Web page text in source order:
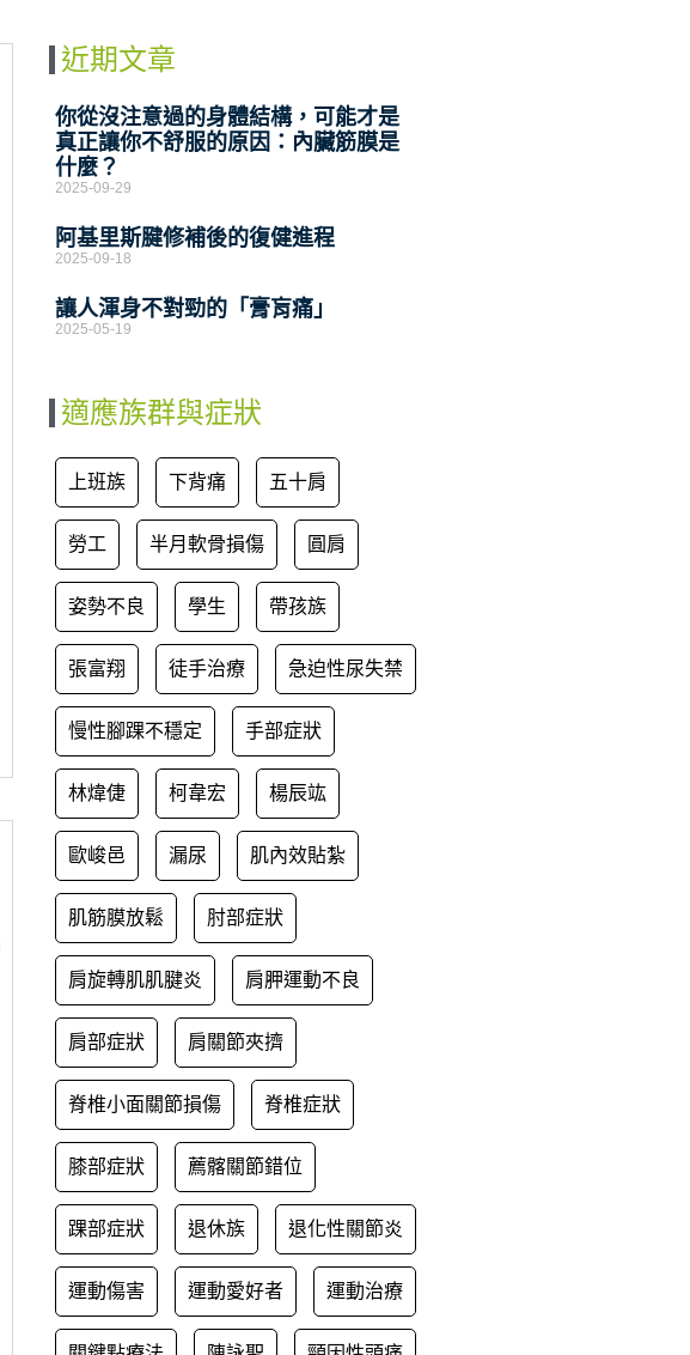
近期文章
你從沒注意過的身體結構，可能才是
真正讓你不舒服的原因：內臟筋膜是
什麼？
2025-09-29
阿基里斯腱修補後的復健進程
2025-09-18
讓人渾身不對勁的「膏肓痛」
2025-05-19
適應族群與症狀
上班族 下背痛 五十肩
勞工 半月軟骨損傷 圓肩
姿勢不良 學生 帶孩族
張富翔 徒手治療 急迫性尿失禁
慢性腳踝不穩定 手部症狀
林煒倢 柯韋宏 楊辰竑
歐峻邑 漏尿 肌內效貼紮
肌筋膜放鬆 肘部症狀
肩旋轉肌肌腱炎 肩胛運動不良
肩部症狀 肩關節夾擠
脊椎小面關節損傷 脊椎症狀
膝部症狀 薦髂關節錯位
踝部症狀 退休族 退化性關節炎
運動傷害 運動愛好者 運動治療